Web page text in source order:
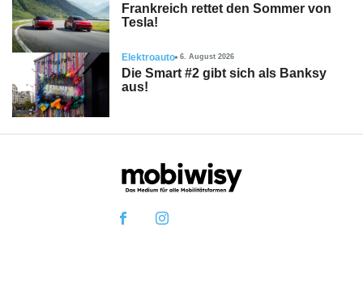
Frankreich rettet den Sommer von
Tesla!
Elektroauto 6. August 2026
Die Smart #2 gibt sich als Banksy
aus!